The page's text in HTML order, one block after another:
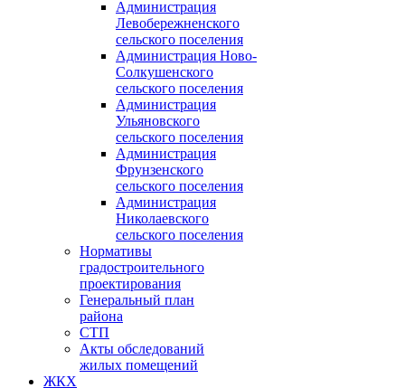
Администрация
Левобережненского
сельского поселения
Администрация Ново-
Солкушенского
сельского поселения
Администрация
Ульяновского
сельского поселения
Администрация
Фрунзенского
сельского поселения
Администрация
Николаевского
сельского поселения
Нормативы
градостроительного
проектирования
Генеральный план
района
СТП
Акты обследований
жилых помещений
ЖКХ